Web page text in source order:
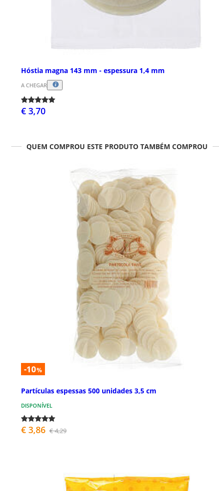
Hóstia magna 143 mm - espessura 1,4 mm
A CHEGAR
€ 3,70
QUEM COMPROU ESTE PRODUTO TAMBÉM COMPROU
-10%
Partículas espessas 500 unidades 3,5 cm
DISPONÍVEL
€ 3,86 € 4,29